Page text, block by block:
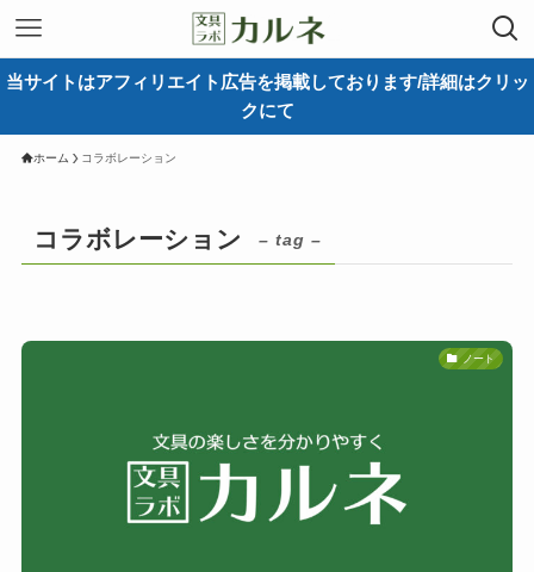
当サイトはアフィリエイト広告を掲載しております/詳細はクリッ
クにて
ホーム コラボレーション
コラボレーション – tag –
ノート